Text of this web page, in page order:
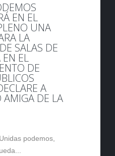
EN EL
UNA
LA
SALAS DE
EN EL
DE
A
AMIGA DE LA
podemos,